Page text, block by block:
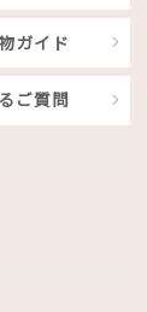
ガイド
ご質問